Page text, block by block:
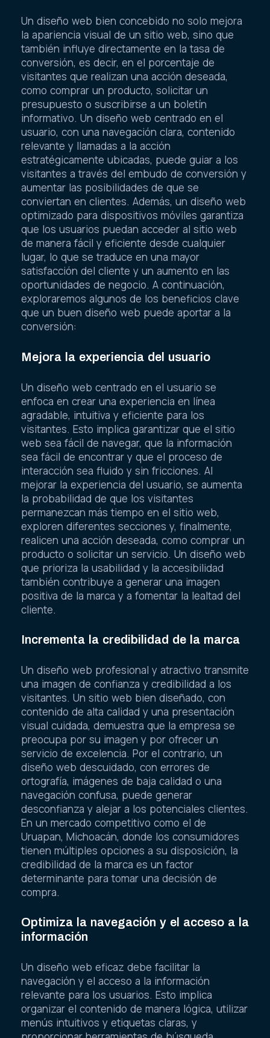
Un diseño web bien concebido no solo mejora
la apariencia visual de un sitio web, sino que
también influye directamente en la tasa de
conversión, es decir, en el porcentaje de
visitantes que realizan una acción deseada,
como comprar un producto, solicitar un
presupuesto o suscribirse a un boletín
informativo. Un diseño web centrado en el
usuario, con una navegación clara, contenido
relevante y llamadas a la acción
estratégicamente ubicadas, puede guiar a los
visitantes a través del embudo de conversión y
aumentar las posibilidades de que se
conviertan en clientes. Además, un diseño web
optimizado para dispositivos móviles garantiza
que los usuarios puedan acceder al sitio web
de manera fácil y eficiente desde cualquier
lugar, lo que se traduce en una mayor
satisfacción del cliente y un aumento en las
oportunidades de negocio. A continuación,
exploraremos algunos de los beneficios clave
que un buen diseño web puede aportar a la
conversión:
Mejora la experiencia del usuario
Un diseño web centrado en el usuario se
enfoca en crear una experiencia en línea
agradable, intuitiva y eficiente para los
visitantes. Esto implica garantizar que el sitio
web sea fácil de navegar, que la información
sea fácil de encontrar y que el proceso de
interacción sea fluido y sin fricciones. Al
mejorar la experiencia del usuario, se aumenta
la probabilidad de que los visitantes
permanezcan más tiempo en el sitio web,
exploren diferentes secciones y, finalmente,
realicen una acción deseada, como comprar un
producto o solicitar un servicio. Un diseño web
que prioriza la usabilidad y la accesibilidad
también contribuye a generar una imagen
positiva de la marca y a fomentar la lealtad del
cliente.
Incrementa la credibilidad de la marca
Un diseño web profesional y atractivo transmite
una imagen de confianza y credibilidad a los
visitantes. Un sitio web bien diseñado, con
contenido de alta calidad y una presentación
visual cuidada, demuestra que la empresa se
preocupa por su imagen y por ofrecer un
servicio de excelencia. Por el contrario, un
diseño web descuidado, con errores de
ortografía, imágenes de baja calidad o una
navegación confusa, puede generar
desconfianza y alejar a los potenciales clientes.
En un mercado competitivo como el de
Uruapan, Michoacán, donde los consumidores
tienen múltiples opciones a su disposición, la
credibilidad de la marca es un factor
determinante para tomar una decisión de
compra.
Optimiza la navegación y el acceso a la
información
Un diseño web eficaz debe facilitar la
navegación y el acceso a la información
relevante para los usuarios. Esto implica
organizar el contenido de manera lógica, utilizar
menús intuitivos y etiquetas claras, y